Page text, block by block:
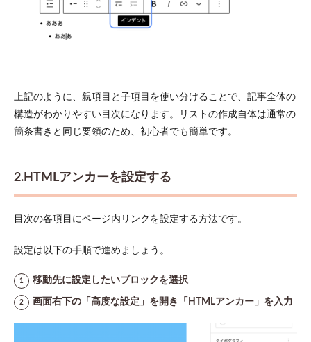
上記のように、親項目と子項目を使い分けることで、記事全体の
構造がわかりやすい目次になります。リストの作成自体は通常の
箇条書きと同じ要領のため、初心者でも簡単です。
2.HTMLアンカーを設定する
目次の各項目にページ内リンクを設定する方法です。
設定は以下の手順で進めましょう。
移動先に設定したいブロックを選択
画面右下の「高度な設定」を開き「HTMLアンカー」を入力